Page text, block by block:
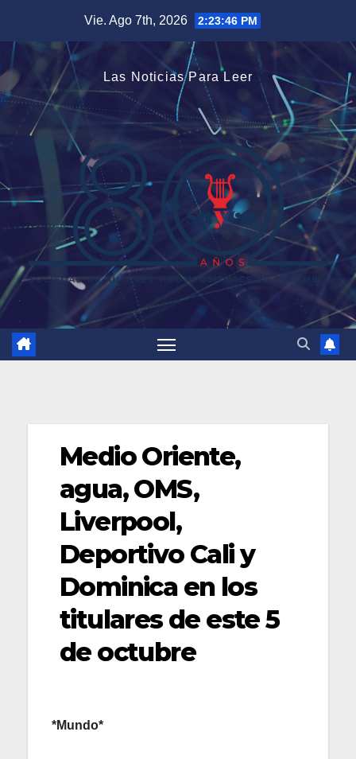
contenido
Vie. Ago 7th, 2026 2:23:47 PM
Las Noticias Para Leer
Medio Oriente,
agua, OMS,
Liverpool,
Deportivo Cali y
Dominica en los
titulares de este 5
de octubre
*Mundo*